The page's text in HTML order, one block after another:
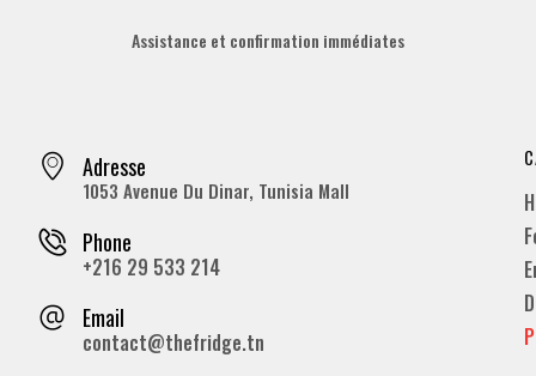
Assistance et confirmation immédiates
Adresse
1053 Avenue Du Dinar, Tunisia Mall
Phone
+216 29 533 214
Email
contact@thefridge.tn